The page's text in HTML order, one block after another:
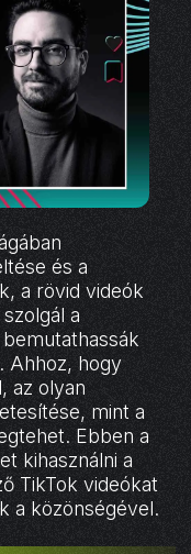
és a
a rövid videók
a
Ahhoz, hogy
az olyan
mint a
Ebben a
kihasználni a
TikTok videókat
a közönségével.